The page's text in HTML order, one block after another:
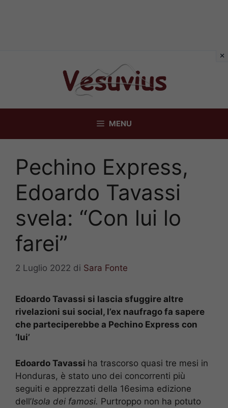
MENU
Pechino Express,
Edoardo Tavassi
svela: “Con lui lo
farei”
2 Luglio 2022 di Sara Fonte
Edoardo Tavassi si lascia sfuggire altre
rivelazioni sui social, l’ex naufrago fa sapere
che parteciperebbe a Pechino Express con
‘lui’
Edoardo Tavassi ha trascorso quasi tre mesi in
Honduras, è stato uno dei concorrenti più
seguiti e apprezzati della 16esima edizione
dell’Isola dei famosi. Purtroppo non ha potuto